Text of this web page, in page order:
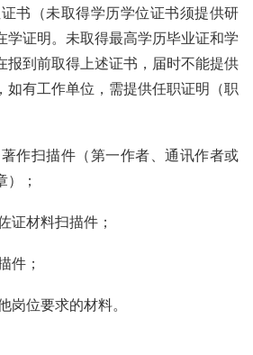
书（未取得学历学位证书须提供研
学证明。未取得最高学历毕业证和学
报到前取得上述证书，届时不能提供
如有工作单位，需提供任职证明（职
作扫描件（第一作者、通讯作者或
；
证材料扫描件；
件；
位要求的材料。